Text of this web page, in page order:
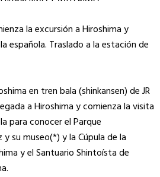
la excursión a Hiroshima y
española. Traslado a la estación de
en tren bala (shinkansen) de JR
a Hiroshima y comienza la visita
para conocer el Parque
su museo(*) y la Cúpula de la
y el Santuario Shintoísta de